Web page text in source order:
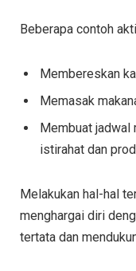
Beberapa contoh
Membereskan
Memasak
Membuat jadwal
istirahat dan
Melakukan hal-hal
menghargai diri
tertata dan